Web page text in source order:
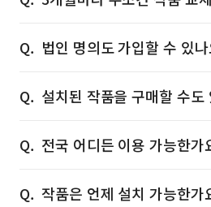
법인 명의도 가입할 수 있
설치된 작품을 구매할 수도
전국 어디든 이용 가능한가
작품은 언제 설치 가능한가